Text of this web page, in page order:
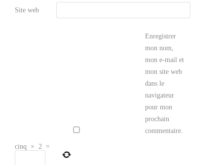
Site web
Enregistrer
mon nom,
mon e-mail et
mon site web
dans le
navigateur
pour mon
prochain
commentaire.
cinq × 2 =